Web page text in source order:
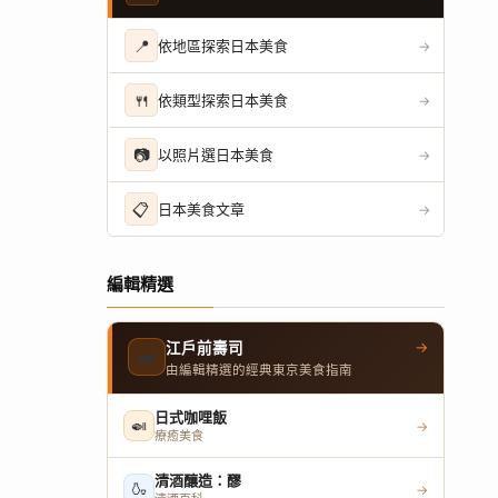
📍 依地區探索日本美食 →
🍴 依類型探索日本美食 →
📷 以照片選日本美食 →
📋 日本美食文章 →
編輯精選
🍣 江戶前壽司
由編輯精選的經典東京美食指南
→
🍛 日式咖哩飯
療癒美食
→
🍶 清酒釀造：醪 →